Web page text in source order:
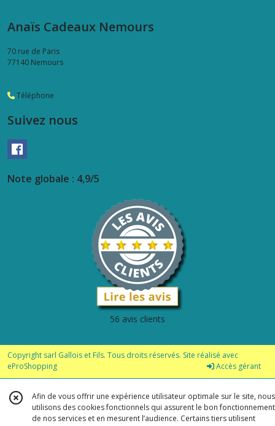
Anaïs Cadeaux Nemours
70 rue de Paris
77140 Nemours
Téléphone
Suivez nous
Note globale : 4,9/5
56 avis clients
Copyright sarl Gallois et Fils. Tous droits réservés. Site réalisé avec
eProShopping
Accès gérant
Afin de vous offrir une expérience utilisateur optimale sur le site, nous
utilisons des cookies fonctionnels qui assurent le bon fonctionnement
de nos services et en mesurent l’audience. Certains tiers utilisent